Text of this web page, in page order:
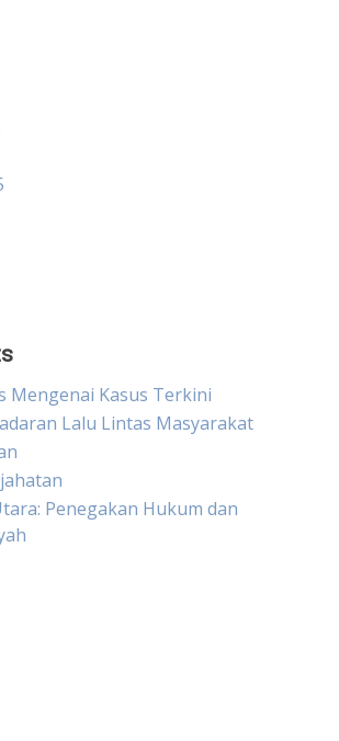
Mengenai Kasus Terkini
Lalu Lintas Masyarakat
Penegakan Hukum dan